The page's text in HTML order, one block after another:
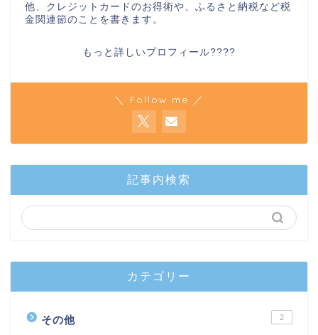
他、クレジットカードのお得術や、ふるさと納税など税
金関連節のことを書きます。
もっと詳しいプロフィール????
＼ Follow me ／
記事内検索
カテゴリー
その他 2